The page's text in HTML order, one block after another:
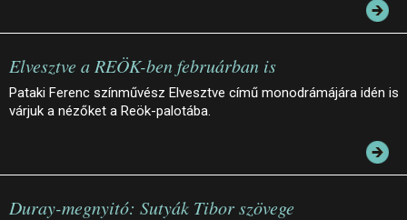
Elvesztve a REÖK-ben februárban is
Pataki Ferenc színművész Elvesztve című monodrámájára idén is
várjuk a nézőket a Reök-palotába.
Duray-megnyitó: Sutyák Tibor szövege